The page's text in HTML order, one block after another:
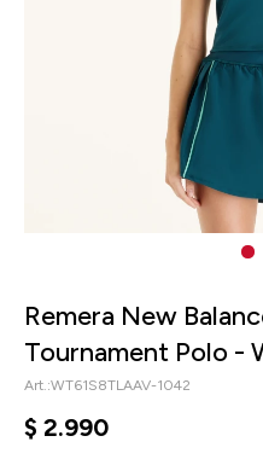
Remera New
Tournament Polo -
WT61S8TLAAV-1042
$ 2.990